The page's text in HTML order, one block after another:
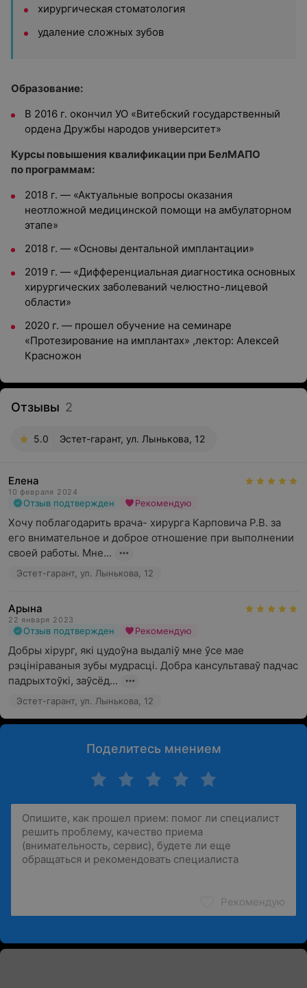
хирургическая стоматология
удаление сложных зубов
Образование:
В 2016 г. окончил УО «Витебский государственный
ордена Дружбы народов университет»
Курсы повышения квалификации при БелМАПО
по программам:
2018 г. — «Актуальные вопросы оказания
неотложной медицинской помощи на амбулаторном
этапе»
2018 г. — «Основы дентальной имплантации»
2019 г. — «Дифференциальная диагностика основных
хирургических заболеваний челюстно-лицевой
области»
2020 г. — прошел обучение на семинаре
«Протезирование на имплантах» ,лектор: Алексей
Красножон
Отзывы 2
5.0 Эстет-гарант, ул. Лынькова, 12
Елена
10 февраля 2024
Отзыв подтвержден Рекомендую
Хочу поблагодарить врача- хирурга Карповича Р.В. за
его внимательное и доброе отношение при выполнении
своей работы. Мне...
Эстет-гарант, ул. Лынькова, 12
Арына
22 января 2023
Отзыв подтвержден Рекомендую
Добры хірург, які цудоўна выдаліў мне ўсе мае
рэцініраваныя зубы мудрасці. Добра кансультаваў падчас
падрыхтоўкі, заўсёд...
Эстет-гарант, ул. Лынькова, 12
Поделитесь мнением
Рекомендую